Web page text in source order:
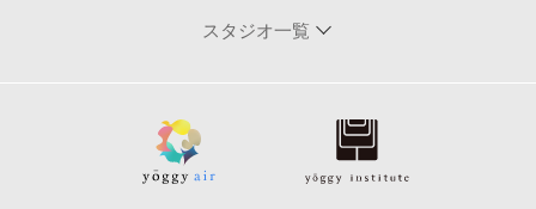
スタジオ一覧